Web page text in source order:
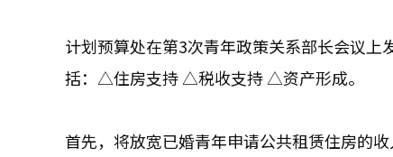
计划预算处在第3次青年政策关系部长会议
括：△住房支持 △税收支持 △资产形成。
首先，将放宽已婚青年申请公共租赁住房的